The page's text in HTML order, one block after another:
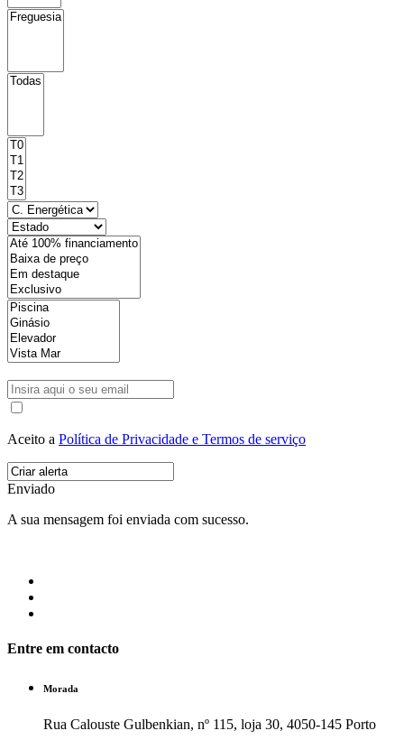
Aceito a Política de Privacidade e Termos de serviço
Enviado
A sua mensagem foi enviada com sucesso.
Entre em contacto
Morada
Rua Calouste Gulbenkian, nº 115, loja 30, 4050-145 Porto